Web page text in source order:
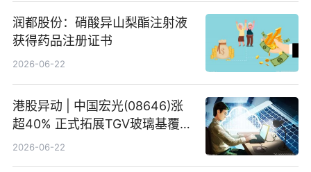
润都股份：硝酸异山梨酯注射液
获得药品注册证书
2026-06-22
港股异动 | 中国宏光(08646)涨
超40% 正式拓展TGV玻璃基覆铜
板新材料业务
2026-06-22